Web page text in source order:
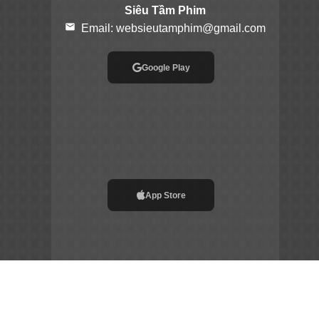
Siêu Tầm Phim
email Email: websieutamphim@gmail.com
Google Play
App Store